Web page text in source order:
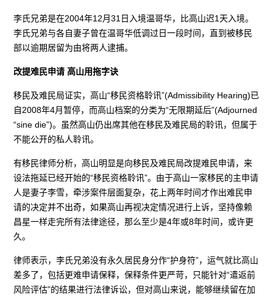
李氏兄弟是在2004年12月31日入境温哥华，比高山迟1天入境。
李氏兄弟与各自妻子曾在温哥华低调过日一段时间，直到被移民
部以逾期居留为由将两人逮捕。
改提难民申请 高山用拖字诀
移民及难民局证实，高山“移民资格聆讯”(Admissibility Hearing)已
自2008年4月暂停，而高山档案的分类为“无限期延后”(Adjourned
“sine die”)。虽然高山仍出席其他在移民及难民局的聆讯，但属于
不能公开的私人聆讯。
有移民律师分析，高山明显是向移民及难民局改提难民申请，来
设法拖延已经开始的“移民资格聆讯”。由于高山一家移民的主申请
人是妻子李雪，牵涉案件层面复杂，花上两年时间才作出难民申
请的决定并不出奇，如果高山再视决定情况进行上诉，坚持像赖
昌星一样走完所有法律途径，那么至少是4年或8年时间，或许更
久。
律师表示，李氏兄弟没有永久居民身分作“护身符”，运气就比高山
差多了，包括更难申请保释，保释条件更严苛，只能针对“遣返前
风险评估”的结果进行法律诉讼，但对高山来说，能够继续留在加